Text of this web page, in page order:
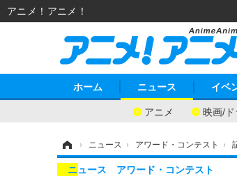
ホーム ニュース
アニメ 映画/ド
イベ
› ニュース › アワード・コンテスト ›
ニュース アワード・コンテスト
アニメ！アニメ！